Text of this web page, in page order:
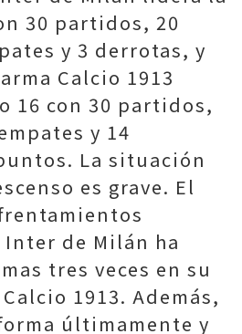
30 partidos, 20
y 3 derrotas, y
Calcio 1913
16 con 30 partidos,
y 14
La situación
es grave. El
de Milán ha
tres veces en su
1913. Además,
últimamente y